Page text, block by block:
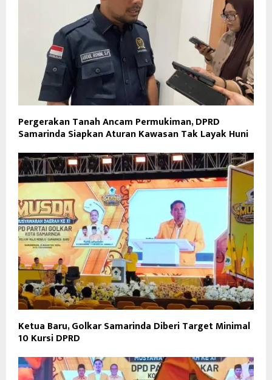
Pergerakan Tanah Ancam Permukiman, DPRD
Samarinda Siapkan Aturan Kawasan Tak Layak Huni
Ketua Baru, Golkar Samarinda Diberi Target Minimal
10 Kursi DPRD